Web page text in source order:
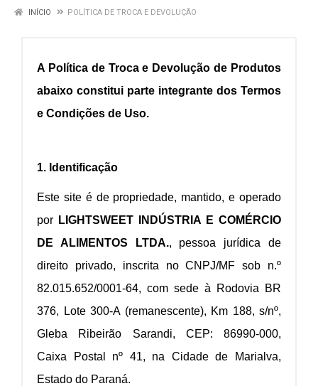
INÍCIO POLÍTICA DE TROCA E DEVOLUÇÃO
A Política de Troca e Devolução de Produtos
abaixo constitui parte integrante dos Termos
e Condições de Uso.
1. Identificação
Este site é de propriedade, mantido, e operado
por LIGHTSWEET INDÚSTRIA E COMÉRCIO
DE ALIMENTOS LTDA., pessoa jurídica de
direito privado, inscrita no CNPJ/MF sob n.º
82.015.652/0001-64, com sede à Rodovia BR
376, Lote 300-A (remanescente), Km 188, s/nº,
Gleba Ribeirão Sarandi, CEP: 86990-000,
Caixa Postal nº 41, na Cidade de Marialva,
Estado do Paraná.